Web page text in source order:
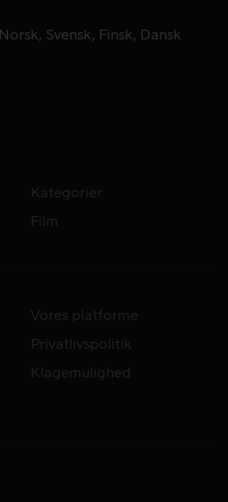
Norsk Svensk Finsk Dansk
Kategorier
Film
Vores platforme
Privatlivspolitik
Klagemulighed